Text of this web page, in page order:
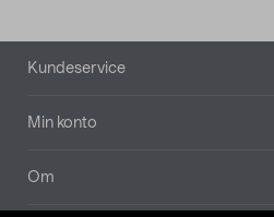
Bunntekst
Kundeservice
Min konto
Om